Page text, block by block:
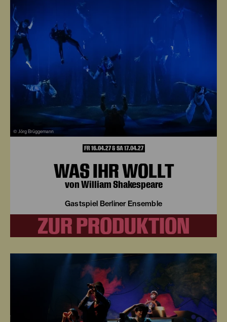
© Jörg Brüggemann
FR 16.04.27 & SA 17.04.27
WAS IHR WOLLT
von William Shakespeare
Gastspiel Berliner Ensemble
ZUR PRODUKTION